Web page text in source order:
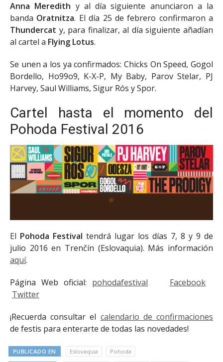
Anna Meredith y al día siguiente anunciaron a la
banda Oratnitza. El día 25 de febrero confirmaron a
Thundercat y, para finalizar, al día siguiente añadían
al cartel a Flying Lotus.
Se unen a los ya confirmados: Chicks On Speed, Gogol
Bordello, Ho99o9, K-X-P, My Baby, Parov Stelar, PJ
Harvey, Saul Williams, Sigur Rós y Spor.
Cartel hasta el momento del
Pohoda Festival 2016
El Pohoda Festival tendrá lugar los días 7, 8 y 9 de
julio 2016 en Trenčín (Eslovaquia). Más información
aquí.
Página Web oficial: pohodafestival
Facebook
Twitter
¡Recuerda consultar el calendario de confirmaciones
de festis para enterarte de todas las novedades!
PUBLICADO EN Eslovaquia Pohoda